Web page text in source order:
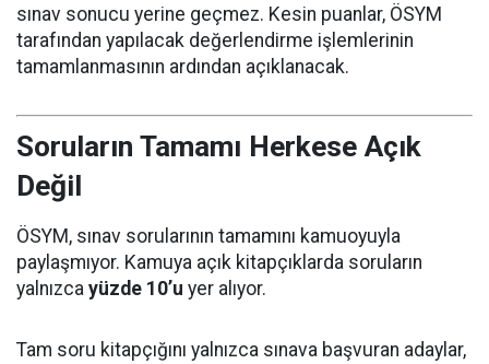
sınav sonucu yerine geçmez. Kesin puanlar, ÖSYM
tarafından yapılacak değerlendirme işlemlerinin
tamamlanmasının ardından açıklanacak.
Soruların Tamamı Herkese Açık
Değil
ÖSYM, sınav sorularının tamamını kamuoyuyla
paylaşmıyor. Kamuya açık kitapçıklarda soruların
yalnızca yüzde 10’u yer alıyor.
Tam soru kitapçığını yalnızca sınava başvuran adaylar,